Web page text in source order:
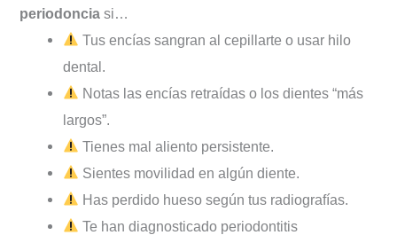
periodoncia si…
Tus encías sangran al cepillarte o usar hilo
dental.
Notas las encías retraídas o los dientes “más
largos”.
Tienes mal aliento persistente.
Sientes movilidad en algún diente.
Has perdido hueso según tus radiografías.
Te han diagnosticado periodontitis